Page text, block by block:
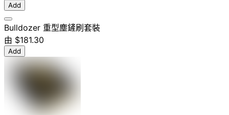
Add
Bulldozer 重型塵鏟刷套裝
由 $181.30
Add